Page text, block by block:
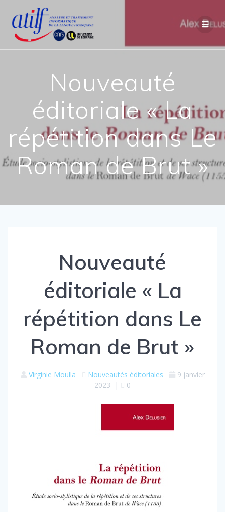
Nouveauté
éditoriale « La
répétition dans Le
Roman de Brut »
Nouveauté
éditoriale « La
répétition dans Le
Roman de Brut »
Virginie Moulla Nouveautés éditoriales
9 janvier
2023 | 0